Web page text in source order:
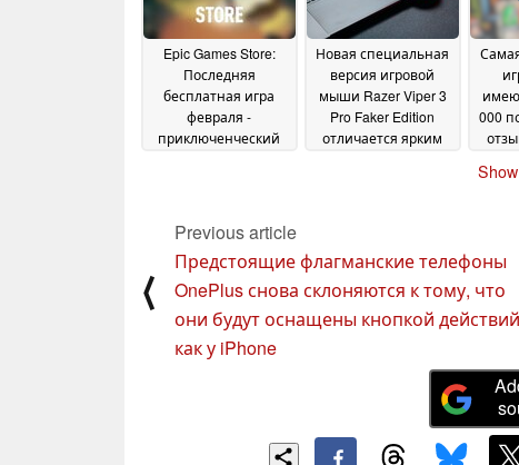
Epic Games Store:
Последняя
бесплатная игра
февраля -
приключенческий
Новая специальная
версия игровой
мыши Razer Viper 3
Pro Faker Edition
отличается ярким
000
21
⟨
Previous article
Предстоящие флагманские телефоны
OnePlus снова склоняются к тому, что
они будут оснащены кнопкой
как у iPhone